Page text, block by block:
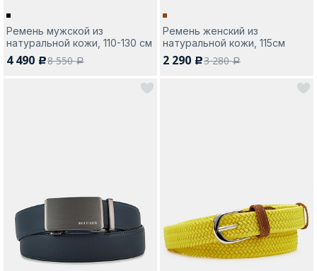
Да, все верно Изменить город
Ремень мужской из
натуральной кожи, 110-130 см
4 490 c8 550a
Ремень женский из
натуральной кожи, 115см
2 290 c3 280a